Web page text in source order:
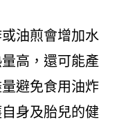
油煎會增加水
高，還可能產
避免食用油炸
身及胎兒的健